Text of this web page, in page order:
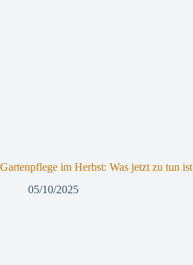
Gartenpflege im Herbst: Was jetzt zu tun ist
05/10/2025